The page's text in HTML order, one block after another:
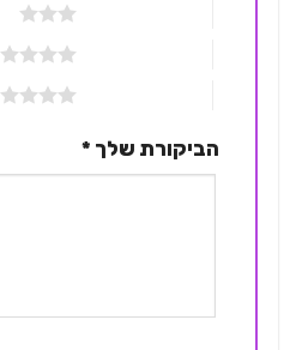
הביקורת שלך*